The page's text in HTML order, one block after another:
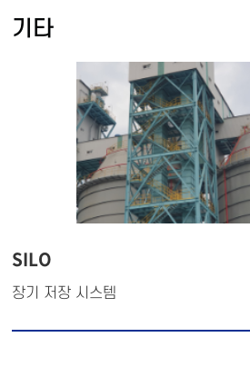
기타
SILO
장기 저장 시스템